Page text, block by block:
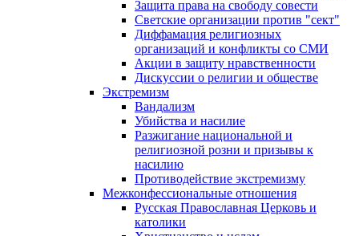
Защита права на свободу совести
Светские организации против "сект"
Диффамация религиозных
организаций и конфликты со СМИ
Акции в защиту нравственности
Дискуссии о религии и обществе
Экстремизм
Вандализм
Убийства и насилие
Разжигание национальной и
религиозной розни и призывы к
насилию
Противодействие экстремизму
Межконфессиональные отношения
Русская Православная Церковь и
католики